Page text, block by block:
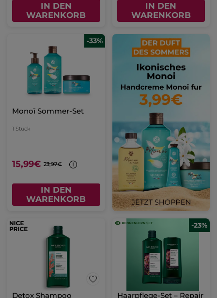
IN DEN
WARENKORB
IN DEN
WARENKORB
-33%
Monoï Sommer-Set
1 Stück
15,99€ 23,97€
IN DEN
WARENKORB
Detox Shampoo
-23%
Haarpflege-Set – Repair